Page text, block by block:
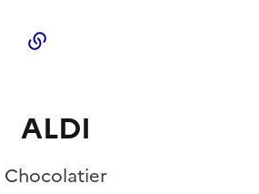
Twitter)
Linkedin
ALDI
Chocolatier